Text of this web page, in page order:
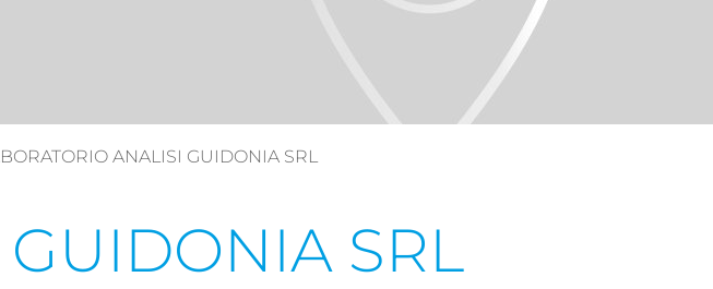
ANALISI GUIDONIA SRL
SRL